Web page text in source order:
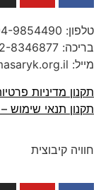
טלפון: 9854490
בריכה: 8346877
מייל: orchan@masaryk.org.il
תקנון מדיניות
תקנון תנאי שימוש
חוויה קיבוצית